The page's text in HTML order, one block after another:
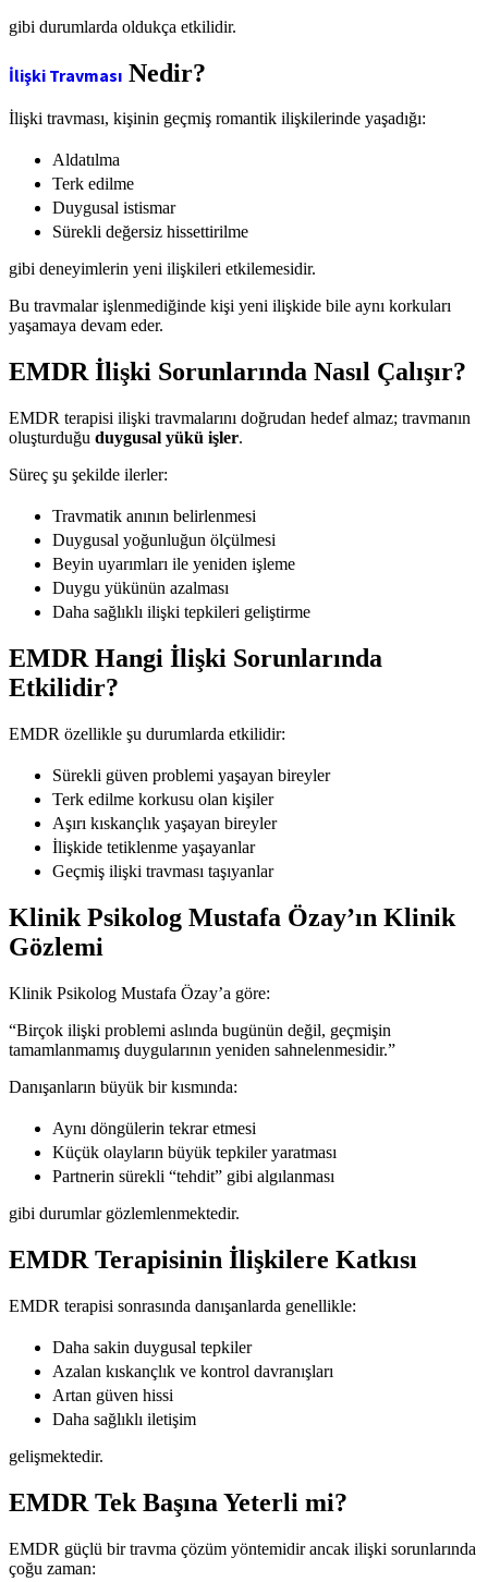
gibi durumlarda oldukça etkilidir.
İlişki Travması Nedir?
İlişki travması, kişinin geçmiş romantik ilişkilerinde yaşadığı:
Aldatılma
Terk edilme
Duygusal istismar
Sürekli değersiz hissettirilme
gibi deneyimlerin yeni ilişkileri etkilemesidir.
Bu travmalar işlenmediğinde kişi yeni ilişkide bile aynı korkuları
yaşamaya devam eder.
EMDR İlişki Sorunlarında Nasıl Çalışır?
EMDR terapisi ilişki travmalarını doğrudan hedef almaz; travmanın
oluşturduğu duygusal yükü işler.
Süreç şu şekilde ilerler:
Travmatik anının belirlenmesi
Duygusal yoğunluğun ölçülmesi
Beyin uyarımları ile yeniden işleme
Duygu yükünün azalması
Daha sağlıklı ilişki tepkileri geliştirme
EMDR Hangi İlişki Sorunlarında
Etkilidir?
EMDR özellikle şu durumlarda etkilidir:
Sürekli güven problemi yaşayan bireyler
Terk edilme korkusu olan kişiler
Aşırı kıskançlık yaşayan bireyler
İlişkide tetiklenme yaşayanlar
Geçmiş ilişki travması taşıyanlar
Klinik Psikolog Mustafa Özay’ın Klinik
Gözlemi
Klinik Psikolog Mustafa Özay’a göre:
“Birçok ilişki problemi aslında bugünün değil, geçmişin
tamamlanmamış duygularının yeniden sahnelenmesidir.”
Danışanların büyük bir kısmında:
Aynı döngülerin tekrar etmesi
Küçük olayların büyük tepkiler yaratması
Partnerin sürekli “tehdit” gibi algılanması
gibi durumlar gözlemlenmektedir.
EMDR Terapisinin İlişkilere Katkısı
EMDR terapisi sonrasında danışanlarda genellikle:
Daha sakin duygusal tepkiler
Azalan kıskançlık ve kontrol davranışları
Artan güven hissi
Daha sağlıklı iletişim
gelişmektedir.
EMDR Tek Başına Yeterli mi?
EMDR güçlü bir travma çözüm yöntemidir ancak ilişki sorunlarında
çoğu zaman: